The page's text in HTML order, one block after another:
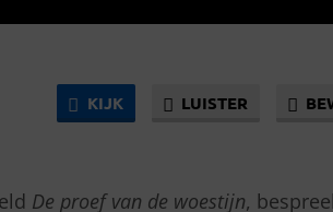
KIJK LUISTER
De proef van de woestijn,